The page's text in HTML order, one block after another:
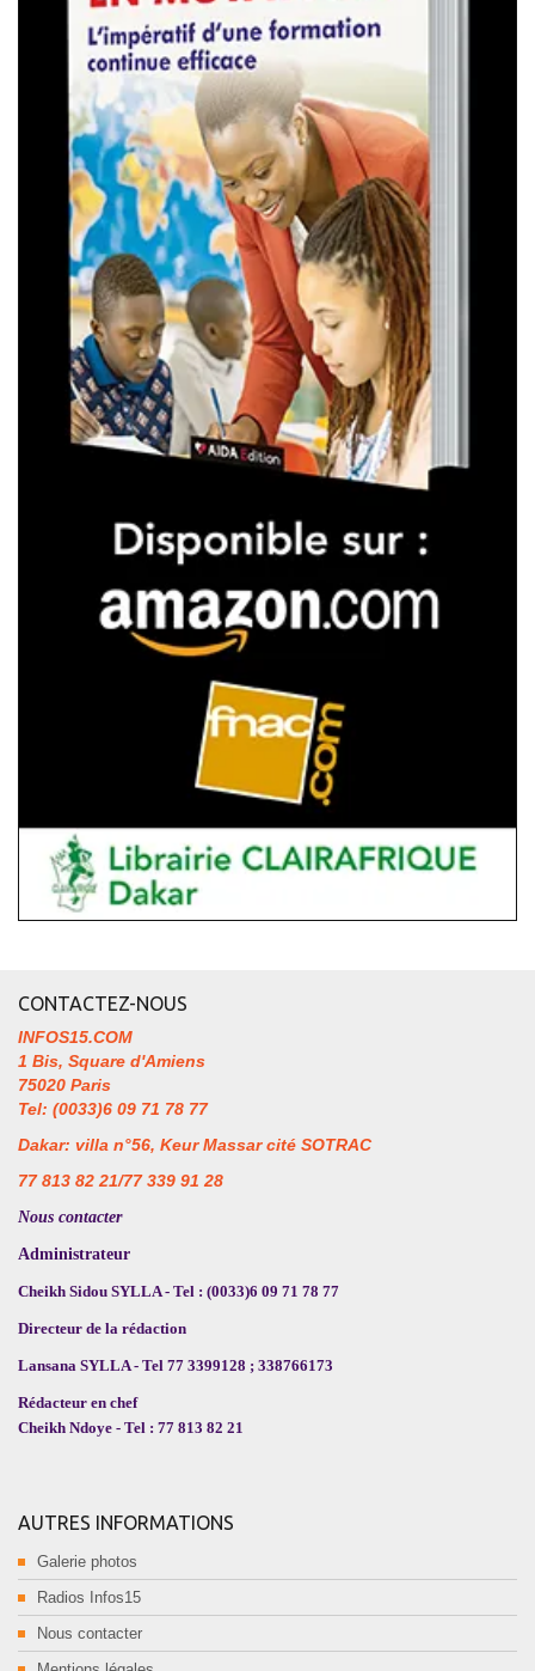
CONTACTEZ-NOUS
INFOS15.COM
1 Bis, Square d'Amiens
75020 Paris
Tel: (0033)6 09 71 78 77
Dakar: villa n°56, Keur Massar cité SOTRAC
77 813 82 21/77 339 91 28
Nous contacter
Administrateur
Cheikh Sidou SYLLA - Tel : (0033)6 09 71 78 77
Directeur de la rédaction
Lansana SYLLA - Tel 77 3399128 ; 338766173
Rédacteur en chef
Cheikh Ndoye - Tel : 77 813 82 21
AUTRES INFORMATIONS
Galerie photos
Radios Infos15
Nous contacter